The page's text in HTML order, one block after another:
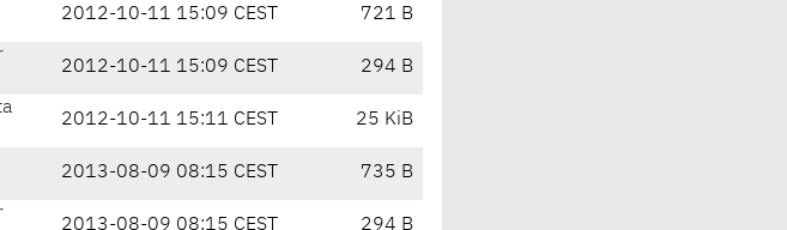
2012-10-11 15:09 CEST 721 B
2012-10-11 15:09 CEST 294 B
2012-10-11 15:11 CEST 25 KiB
2013-08-09 08:15 CEST 735 B
2013-08-09 08:15 CEST 294 B